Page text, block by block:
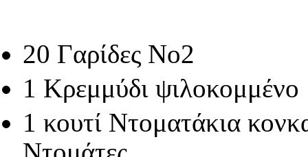
20 Γαρίδες Νο2
1 Κρεμμύδι ψιλοκομμένο
1 κουτί Ντοματάκια